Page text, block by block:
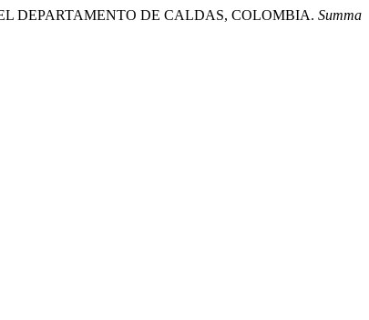
DEPARTAMENTO DE CALDAS, COLOMBIA. Summa